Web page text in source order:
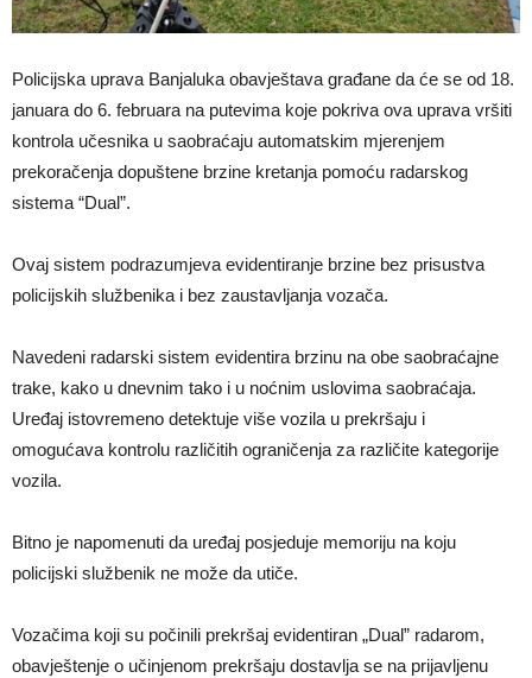
Policijska uprava Banjaluka obavještava građane da će se od 18.
januara do 6. februara na putevima koje pokriva ova uprava vršiti
kontrola učesnika u saobraćaju automatskim mjerenjem
prekoračenja dopuštene brzine kretanja pomoću radarskog
sistema “Dual”.
Ovaj sistem podrazumjeva evidentiranje brzine bez prisustva
policijskih službenika i bez zaustavljanja vozača.
Navedeni radarski sistem evidentira brzinu na obe saobraćajne
trake, kako u dnevnim tako i u noćnim uslovima saobraćaja.
Uređaj istovremeno detektuje više vozila u prekršaju i
omogućava kontrolu različitih ograničenja za različite kategorije
vozila.
Bitno je napomenuti da uređaj posjeduje memoriju na koju
policijski službenik ne može da utiče.
Vozačima koji su počinili prekršaj evidentiran „Dual” radarom,
obavještenje o učinjenom prekršaju dostavlja se na prijavljenu